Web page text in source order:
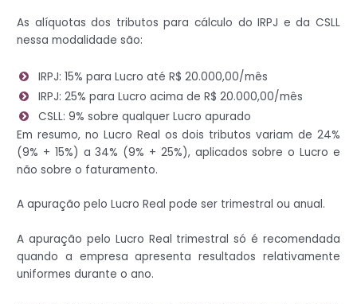
As alíquotas dos tributos para cálculo do IRPJ e da CSLL
nessa modalidade são:
IRPJ: 15% para Lucro até R$ 20.000,00/mês
IRPJ: 25% para Lucro acima de R$ 20.000,00/mês
CSLL: 9% sobre qualquer Lucro apurado
Em resumo, no Lucro Real os dois tributos variam de 24%
(9% + 15%) a 34% (9% + 25%), aplicados sobre o Lucro e
não sobre o faturamento.
A apuração pelo Lucro Real pode ser trimestral ou anual.
A apuração pelo Lucro Real trimestral só é recomendada
quando a empresa apresenta resultados relativamente
uniformes durante o ano.